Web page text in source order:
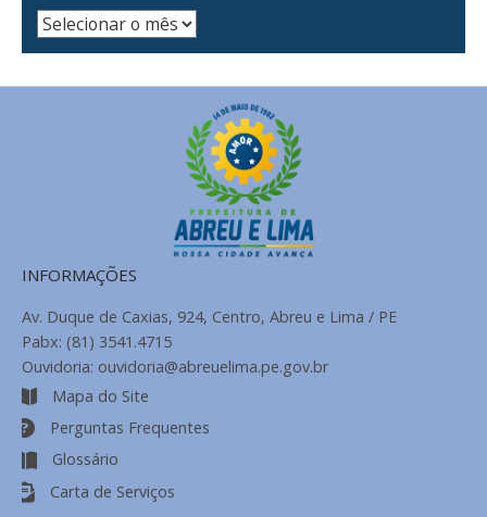
Arquivo
INFORMAÇÕES
Av. Duque de Caxias, 924, Centro, Abreu e Lima / PE
Pabx: (81) 3541.4715
Ouvidoria: ouvidoria@abreuelima.pe.gov.br
Mapa do Site
Perguntas Frequentes
Glossário
Carta de Serviços